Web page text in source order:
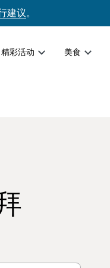
建议。
精彩活动 美食